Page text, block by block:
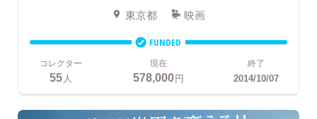
東京都 映画
FUNDED
コレクター
55人
現在
578,000円
終了
2014/10/07